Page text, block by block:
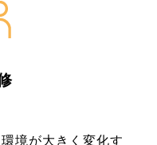
境が大きく変化す